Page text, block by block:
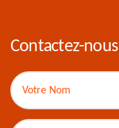
Contactez-nous